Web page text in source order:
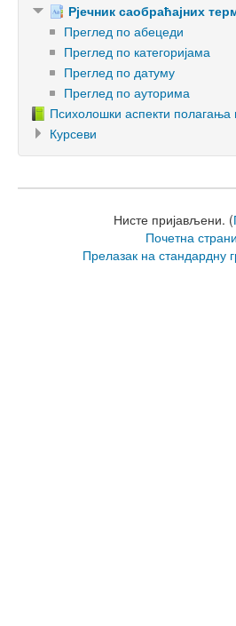
Рјечник саобраћајних
Преглед по абецеди
Преглед по категоријама
Преглед по датуму
Преглед по ауторима
Психолошки аспекти полагања
Курсеви
Нисте пријављени. (
Почетна
Прелазак на стандардну